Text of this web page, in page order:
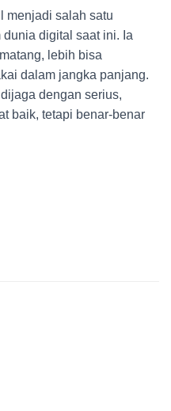
menjadi salah satu
digital saat ini. Ia
lebih bisa
dalam jangka panjang.
dengan serius,
baik, tetapi benar-benar